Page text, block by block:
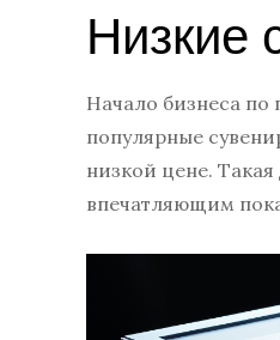
Низкие
Начало бизнеса по
популярные
низкой цене.
впечатляющим